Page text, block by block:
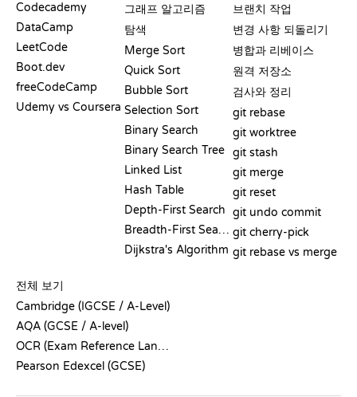
Codecademy
DataCamp
LeetCode
Boot.dev
freeCodeCamp
Udemy vs Coursera
그래프 알고리즘
탐색
Merge Sort
Quick Sort
Bubble Sort
Selection Sort
Binary Search
Binary Search Tree
Linked List
Hash Table
Depth-First Search
Breadth-First Search
Dijkstra's Algorithm
브랜치 작업
변경 사항 되돌리기
병합과 리베이스
원격 저장소
검사와 정리
git rebase
git worktree
git stash
git merge
git reset
git undo commit
git cherry-pick
git rebase vs merge
전체 보기
Cambridge (IGCSE / A-Level)
AQA (GCSE / A-level)
OCR (Exam Reference Language)
Pearson Edexcel (GCSE)